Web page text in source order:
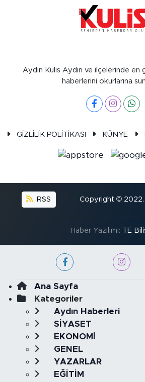
Aydın Kulis Aydın ve ilçelerinde en
haberlerini okurlarına
GİZLİLİK POLİTİKASI KÜNYE
RSS Copyright © 2022.
Haber Yazılımı: TE
Ana Sayfa
Kategoriler
Aydın Haberleri
SİYASET
EKONOMİ
GENEL
YAZARLAR
EĞİTİM